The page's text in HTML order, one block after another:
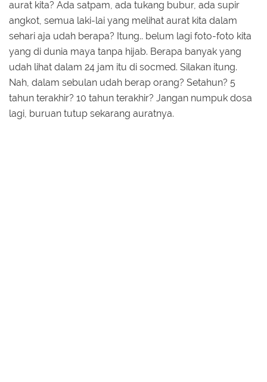
aurat kita? Ada satpam, ada tukang bubur, ada supir
angkot, semua laki-lai yang melihat aurat kita dalam
sehari aja udah berapa? Itung.. belum lagi foto-foto kita
yang di dunia maya tanpa hijab. Berapa banyak yang
udah lihat dalam 24 jam itu di socmed. Silakan itung.
Nah, dalam sebulan udah berap orang? Setahun? 5
tahun terakhir? 10 tahun terakhir? Jangan numpuk dosa
lagi, buruan tutup sekarang auratnya.